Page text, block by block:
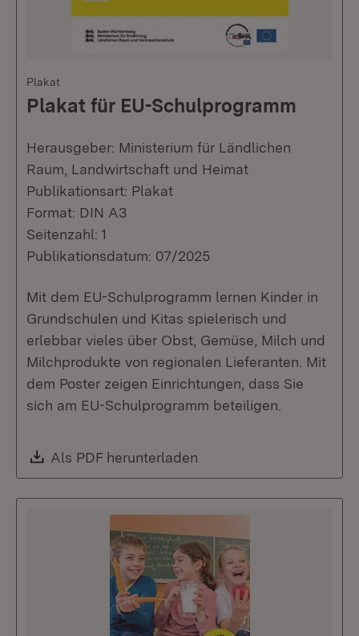
Plakat
Plakat für EU-Schulprogramm
Herausgeber: Ministerium für Ländlichen
Raum, Landwirtschaft und Heimat
Publikationsart: Plakat
Format: DIN A3
Seitenzahl: 1
Publikationsdatum: 07/2025
Mit dem EU-Schulprogramm lernen Kinder in
Grundschulen und Kitas spielerisch und
erlebbar vieles über Obst, Gemüse, Milch und
Milchprodukte von regionalen Lieferanten. Mit
dem Poster zeigen Einrichtungen, dass Sie
sich am EU-Schulprogramm beteiligen.
Download:
Als PDF herunterladen